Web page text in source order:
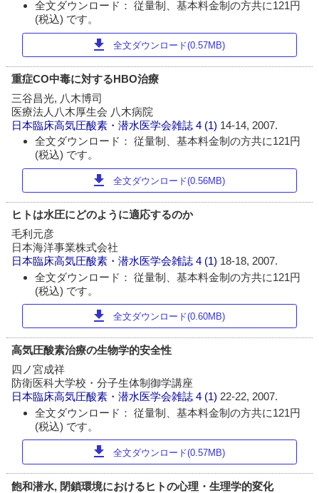
全文ダウンロード： 従量制、基本料金制の方共に121円
(税込) です。
download 全文ダウンロード(0.57MB)
重症CO中毒に対するHBO治療
三谷昌光, 八木博司
医療法人八木厚生会 八木病院
日本臨床高気圧酸素・潜水医学会雑誌 4 (1) 14-14, 2007.
全文ダウンロード： 従量制、基本料金制の方共に121円
(税込) です。
download 全文ダウンロード(0.56MB)
ヒトは水圧にどのように適応するのか
毛利元彦
日本海洋事業株式会社
日本臨床高気圧酸素・潜水医学会雑誌 4 (1) 18-18, 2007.
全文ダウンロード： 従量制、基本料金制の方共に121円
(税込) です。
download 全文ダウンロード(0.60MB)
高気圧酸素治療の生物学的安全性
四ノ宮成祥
防衛医科大学校・分子生体制御学講座
日本臨床高気圧酸素・潜水医学会雑誌 4 (1) 22-22, 2007.
全文ダウンロード： 従量制、基本料金制の方共に121円
(税込) です。
download 全文ダウンロード(0.57MB)
飽和潜水, 閉鎖環境におけるヒトの心理・生理学的変化